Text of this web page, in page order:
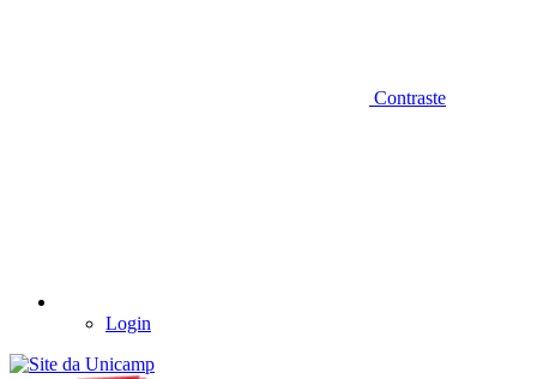
Contraste
Login